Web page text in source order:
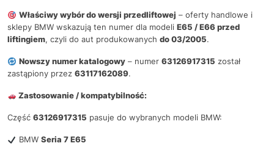
Właściwy wybór do wersji przedliftowej – oferty handlowe i
sklepy BMW wskazują ten numer dla modeli E65 / E66 przed
liftingiem, czyli do aut produkowanych do 03/2005.
Nowszy numer katalogowy– numer 63126917315 został
zastąpiony przez 63117162089.
Zastosowanie / kompatybilność:
Część 63126917315 pasuje do wybranych modeli BMW:
BMW Seria 7 E65